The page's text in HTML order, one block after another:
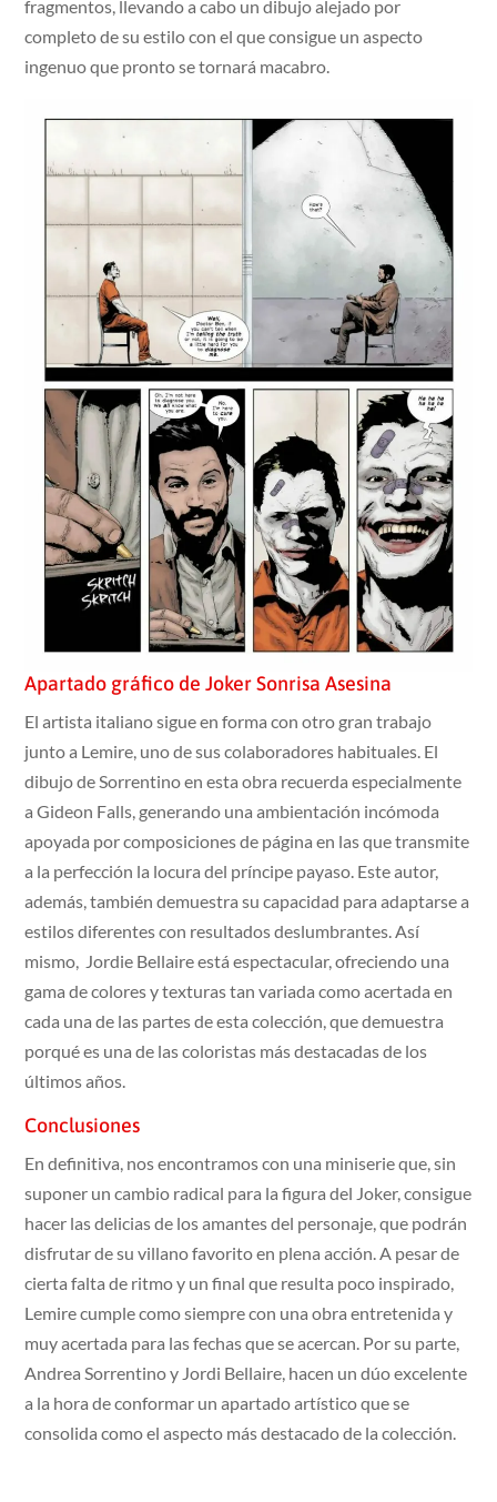
fragmentos, llevando a cabo un dibujo alejado por
completo de su estilo con el que consigue un aspecto
ingenuo que pronto se tornará macabro.
Apartado gráfico de Joker Sonrisa Asesina
El artista italiano sigue en forma con otro gran trabajo
junto a Lemire, uno de sus colaboradores habituales. El
dibujo de Sorrentino en esta obra recuerda especialmente
a Gideon Falls, generando una ambientación incómoda
apoyada por composiciones de página en las que transmite
a la perfección la locura del príncipe payaso. Este autor,
además, también demuestra su capacidad para adaptarse a
estilos diferentes con resultados deslumbrantes. Así
mismo, Jordie Bellaire está espectacular, ofreciendo una
gama de colores y texturas tan variada como acertada en
cada una de las partes de esta colección, que demuestra
porqué es una de las coloristas más destacadas de los
últimos años.
Conclusiones
En definitiva, nos encontramos con una miniserie que, sin
suponer un cambio radical para la figura del Joker, consigue
hacer las delicias de los amantes del personaje, que podrán
disfrutar de su villano favorito en plena acción. A pesar de
cierta falta de ritmo y un final que resulta poco inspirado,
Lemire cumple como siempre con una obra entretenida y
muy acertada para las fechas que se acercan. Por su parte,
Andrea Sorrentino y Jordi Bellaire, hacen un dúo excelente
a la hora de conformar un apartado artístico que se
consolida como el aspecto más destacado de la colección.